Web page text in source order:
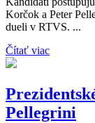
Korčok a Peter
dueli v RTVS. ...
Čítať viac
Pellegrini